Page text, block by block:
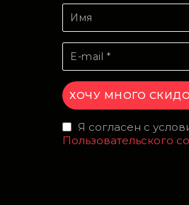
Я согласен с
Пользовательского